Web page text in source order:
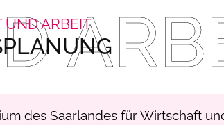
UND ARBEIT
des Saarlandes für Wirtschaft